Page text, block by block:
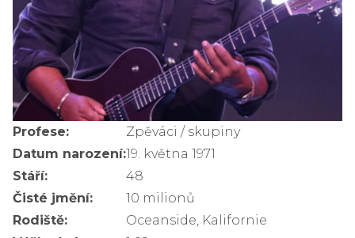
Profese:
Zpěváci / skupiny
Datum narození:19. května 1971
Stáří:
48
Čisté jmění:
10 milionů
Rodiště:
Oceanside, Kalifornie